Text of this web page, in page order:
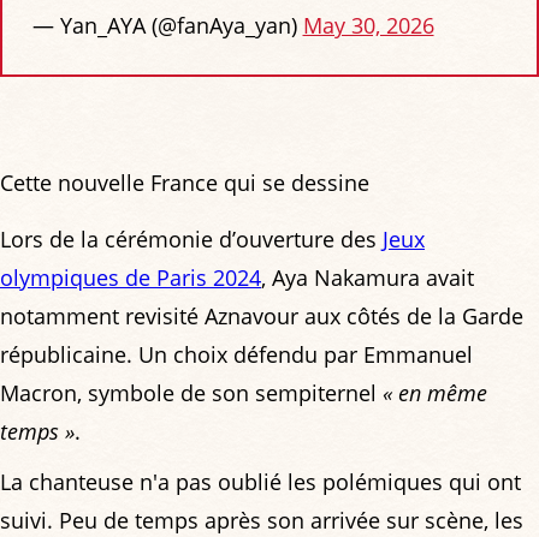
— Yan_AYA (@fanAya_yan) May 30, 2026
Cette nouvelle France qui se dessine
Lors de la cérémonie d’ouverture des Jeux
olympiques de Paris 2024, Aya Nakamura avait
notamment revisité Aznavour aux côtés de la Garde
républicaine. Un choix défendu par Emmanuel
Macron, symbole de son sempiternel « en même
temps ».
La chanteuse n'a pas oublié les polémiques qui ont
suivi. Peu de temps après son arrivée sur scène, les